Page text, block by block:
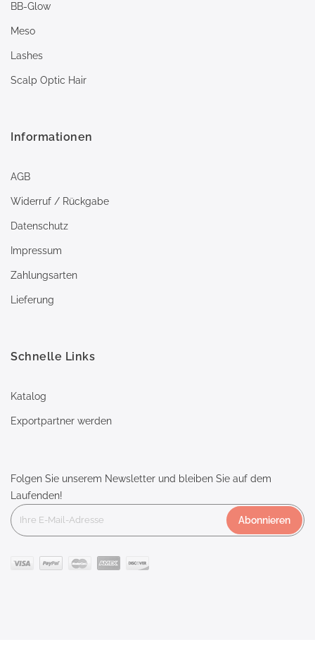
BB-Glow
Meso
Lashes
Scalp Optic Hair
Informationen
AGB
Widerruf / Rückgabe
Datenschutz
Impressum
Zahlungsarten
Lieferung
Schnelle Links
Katalog
Exportpartner werden
Folgen Sie unserem Newsletter und bleiben Sie auf dem
Laufenden!
Abonnieren